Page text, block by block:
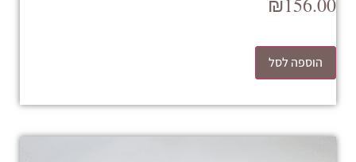
הוספה לסל